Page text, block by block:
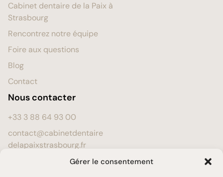
Gérer le consentement
Cabinet dentaire de la Paix à
Strasbourg
Rencontrez notre équipe
Foire aux questions
Blog
Contact
Nous contacter
+33 3 88 64 93 00
contact@cabinetdentaire
delapaixstrasbourg.fr
24 avenue de la Paix,